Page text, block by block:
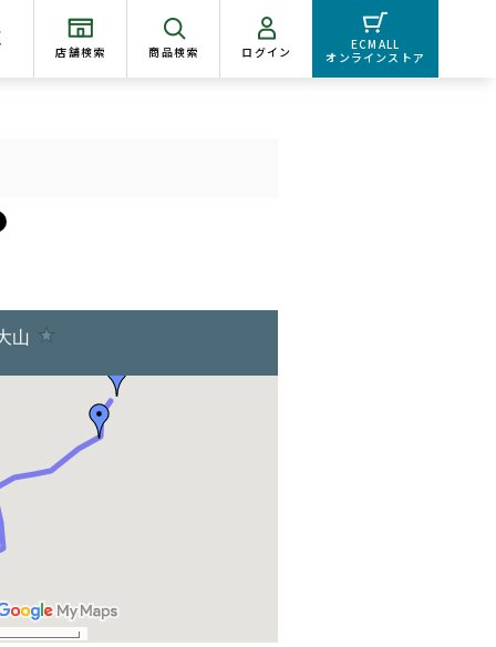
店舗検索 商品検索 ログイン
ECMALL
オンラインストア